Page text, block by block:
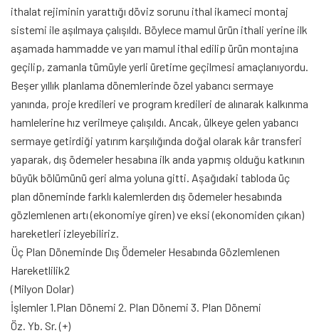
ithalat rejiminin yarattığı döviz sorunu ithal ikameci montaj
sistemi ile aşılmaya çalışıldı. Böylece mamul ürün ithali yerine ilk
aşamada hammadde ve yarı mamul ithal edilip ürün montajına
geçilip, zamanla tümüyle yerli üretime geçilmesi amaçlanıyordu.
Beşer yıllık planlama dönemlerinde özel yabancı sermaye
yanında, proje kredileri ve program kredileri de alınarak kalkınma
hamlelerine hız verilmeye çalışıldı. Ancak, ülkeye gelen yabancı
sermaye getirdiği yatırım karşılığında doğal olarak kâr transferi
yaparak, dış ödemeler hesabına ilk anda yapmış olduğu katkının
büyük bölümünü geri alma yoluna gitti. Aşağıdaki tabloda üç
plan döneminde farklı kalemlerden dış ödemeler hesabında
gözlemlenen artı (ekonomiye giren) ve eksi (ekonomiden çıkan)
hareketleri izleyebiliriz.
Üç Plan Döneminde Dış Ödemeler Hesabında Gözlemlenen
Hareketlilik2
(Milyon Dolar)
İşlemler 1.Plan Dönemi 2. Plan Dönemi 3. Plan Dönemi
Öz. Yb. Sr. (+)